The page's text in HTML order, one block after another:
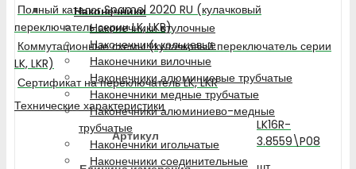
Наконечники
Наконечники втулочные
Наконечники кольцевые
Наконечники вилочные
Наконечники алюминиевые трубчатые
Наконечники медные трубчатые
Наконечники алюминиево-медные
трубчатые
Наконечники игольчатые
Наконечники соединительные
Полный каталог Spamel 2020 RU (кулачковый
переключатель серии LK, LKR)
Коммутационные схемы (кулачковый переключатель серии
LK, LKR)
Сертификат на переключатель LK, LKR
Технические характеристики
Артикул
LK16R-
3.8559\P08